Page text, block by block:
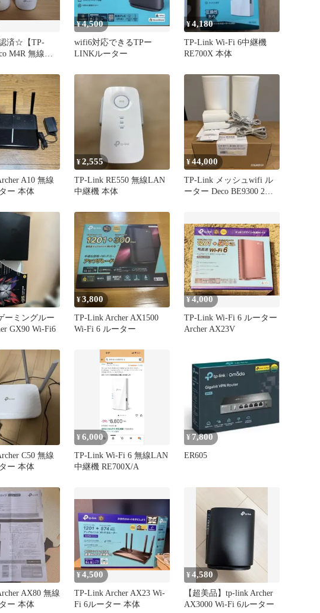
済☆【TP-
M4R 無線
¥4,500
wifi6対応できるTPー
LINKルーター
¥4,180
TP-Link Wi-Fi 6中継機
RE700X 本体
A10 無線
ー 本体
¥2,555
TP-Link RE550 無線LAN
中継機 本体
¥44,000
TP-Link メッシュwifi ル
ーター Deco BE9300 2ユ
ーミングルー
GX90 Wi-Fi6
¥3,800
TP-Link Archer AX1500
Wi-Fi 6 ルーター
¥4,000
TP-Link Wi-Fi 6 ルーター
Archer AX23V
C50 無線
ー 本体
¥6,000
TP-Link Wi-Fi 6 無線LAN
中継機 RE700X/A
¥7,800
ER605
AX80 無線
ー 本体
¥4,500
TP-Link Archer AX23 Wi-
Fi 6ルーター 本体
¥4,580
【超美品】tp-link Archer
AX3000 Wi-Fi 6ルーター